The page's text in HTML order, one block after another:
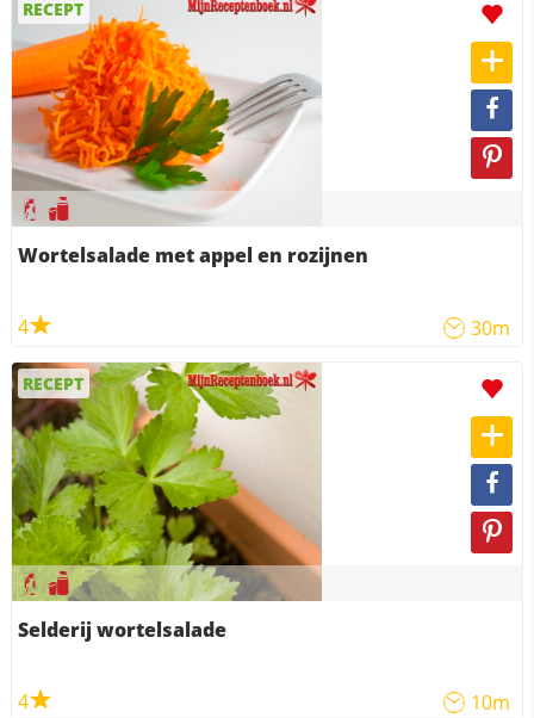
RECEPT
Wortelsalade met appel en rozijnen
4 30m
RECEPT
Selderij wortelsalade
4 10m